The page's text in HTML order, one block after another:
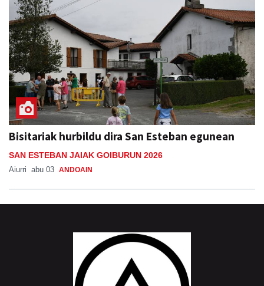
Bisitariak hurbildu dira San Esteban egunean
SAN ESTEBAN JAIAK GOIBURUN 2026
Aiurri abu 03 ANDOAIN